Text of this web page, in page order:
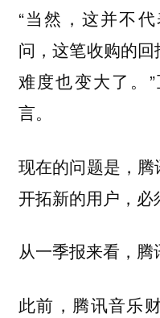
“当然，这并不
问，这笔收购的
难度也变大了。
言。
现在的问题是，
开拓新的用户，必
从一季报来看，腾
此前，腾讯音乐